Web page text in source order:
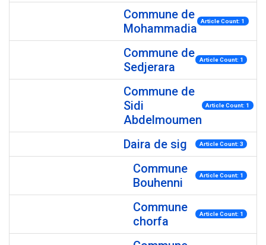
Commune de
Mohammadia
Article Count: 1
Commune de
Sedjerara
Article Count: 1
Commune de
Sidi
Abdelmoumen
Article Count: 1
Daira de sig Article Count: 3
Commune
Bouhenni
Article Count: 1
Commune
chorfa
Article Count: 1